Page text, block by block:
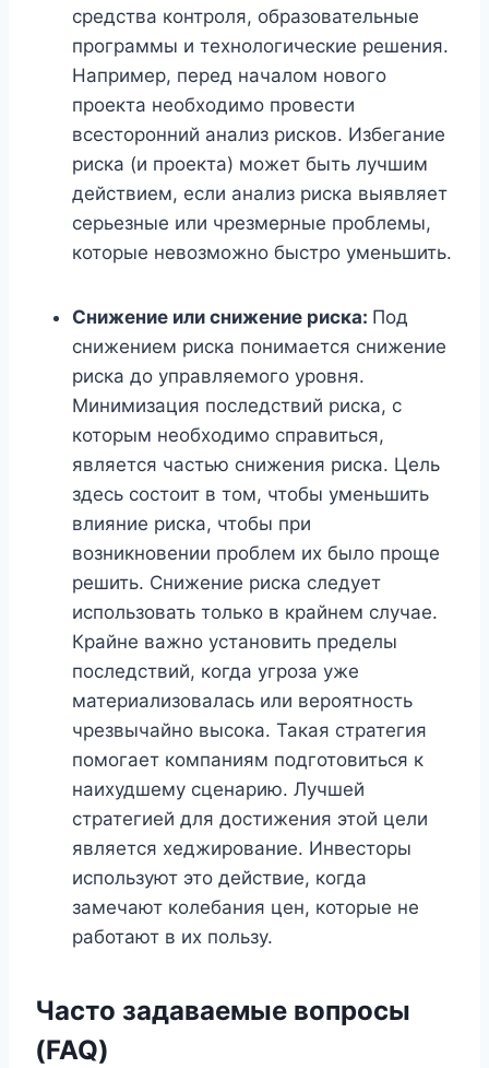
средства контроля, образовательные
программы и технологические решения.
Например, перед началом нового
проекта необходимо провести
всесторонний анализ рисков. Избегание
риска (и проекта) может быть лучшим
действием, если анализ риска выявляет
серьезные или чрезмерные проблемы,
которые невозможно быстро уменьшить.
Снижение или снижение риска: Под
снижением риска понимается снижение
риска до управляемого уровня.
Минимизация последствий риска, с
которым необходимо справиться,
является частью снижения риска. Цель
здесь состоит в том, чтобы уменьшить
влияние риска, чтобы при
возникновении проблем их было проще
решить. Снижение риска следует
использовать только в крайнем случае.
Крайне важно установить пределы
последствий, когда угроза уже
материализовалась или вероятность
чрезвычайно высока. Такая стратегия
помогает компаниям подготовиться к
наихудшему сценарию. Лучшей
стратегией для достижения этой цели
является хеджирование. Инвесторы
используют это действие, когда
замечают колебания цен, которые не
работают в их пользу.
Часто задаваемые вопросы
(FAQ)